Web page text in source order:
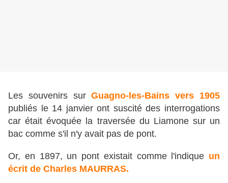
Les souvenirs surGuagno-les-Bains vers 1905
publiés le 14 janvier ont suscité des interrogations
car était évoquée la traversée du Liamone sur un
bac comme s'il n'y avait pas de pont.
Or, en 1897, un pont existait comme l'indique un
écrit de Charles MAURRAS.